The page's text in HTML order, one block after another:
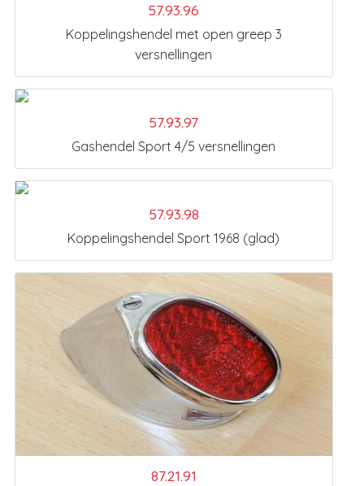
57.93.96
Koppelingshendel met open greep 3
versnellingen
57.93.97
Gashendel Sport 4/5 versnellingen
57.93.98
Koppelingshendel Sport 1968 (glad)
87.21.91